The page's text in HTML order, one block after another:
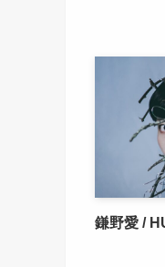
鎌野愛 /